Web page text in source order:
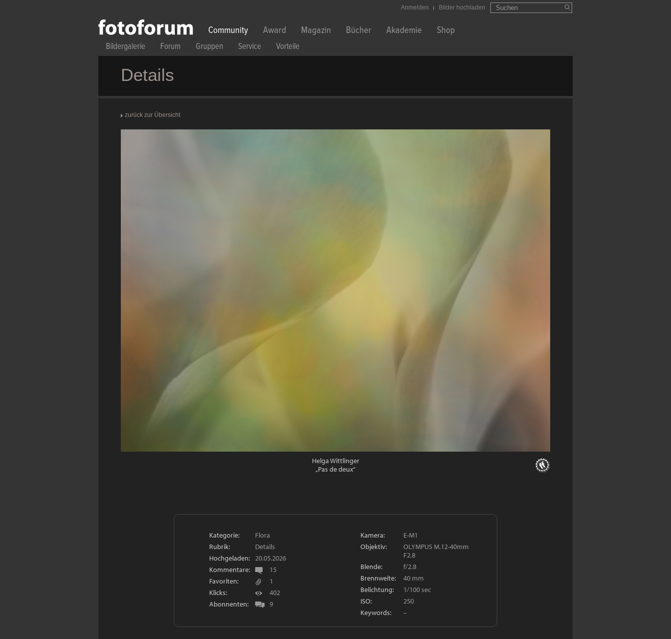
Suchformular
Suchen
Bilder hochladen
Anmelden
Community Award Magazin Bücher Akademie Shop
Bildergalerie Forum Gruppen Service Vorteile
Details
zurück zur Übersicht
Helga Wittlinger
„Pas de deux“
Kategorie:
Flora
Rubrik:
Details
Hochgeladen: 20.05.2026
Kommentare:
15
Favoriten:
1
Klicks:
402
Abonnenten:
9
Kamera:
E-M1
Objektiv:
OLYMPUS M.12-40mm
F2.8
Blende:
f/2.8
Brennweite:
40 mm
Belichtung:
1/100 sec
ISO:
250
Keywords:
–